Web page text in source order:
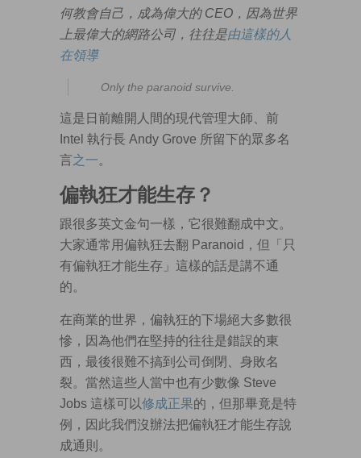
何教會自己，成為偉大的 CEO，因為世界
上最偉大的網路公司，往往是由這樣的人
在領導
Only the paranoid survive.
這是日前離開人間的現代管理大師、前
Intel 執行長 Andy Grove 所留下的眾多名
言之一。
偏執狂才能生存？
跟很多英文金句一樣，它很難翻成中文。
大家通常用偏執狂去翻 Paranoid，但「只
有偏執狂才能生存」這樣的話是講不通
的。
在商業的世界，偏執狂的下場絕大多數很
慘，因為他們在堅持的往往是錯誤的東
西，最後很難不搞到公司倒閉、身敗名
裂。當然這些人當中也有少數像 Steve
Jobs 這樣可以修成正果的，但那畢竟是特
例，因此我們沒辦法把偏執狂才能生存說
成通則。